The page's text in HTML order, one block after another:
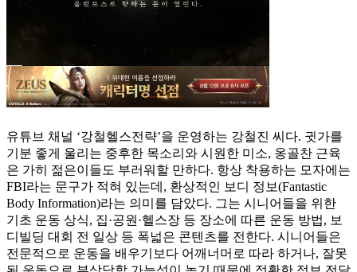
유튜브 채널 ‘강철헬스전략’을 운영하는 강철진 씨다. 귓가를
기분 좋게 울리는 중후한 목소리와 시원한 미소, 옹골찬 근육
은 가히 젊은이들도 부러워할 만하다. 항상 착용하는 모자에는
FBI라는 문구가 적혀 있는데, 환상적인 보디 정보(Fantastic
Body Information)라는 의미를 담았다. 그는 시니어들을 위한
기초 운동 상식, 집·공원·헬스장 등 장소에 따른 운동 방법, 보
디빌딩 대회 전 일상 등 폭넓은 콘텐츠를 전한다. 시니어들은
전문적으로 운동을 배우기보다 어깨너머로 따라 하거나, 잘못